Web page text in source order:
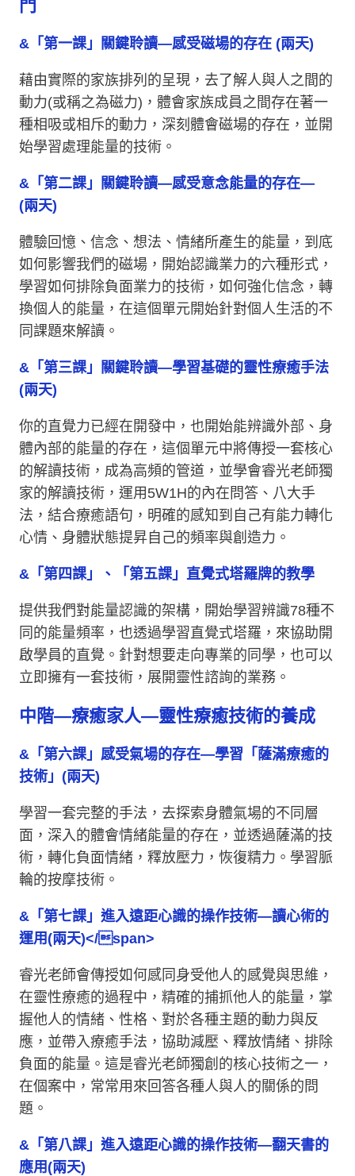
門
&「第一課」關鍵聆讀—感受磁場的存在 (兩天)
藉由實際的家族排列的呈現，去了解人與人之間的
動力(或稱之為磁力)，體會家族成員之間存在著一
種相吸或相斥的動力，深刻體會磁場的存在，並開
始學習處理能量的技術。
&「第二課」關鍵聆讀—感受意念能量的存在—
(兩天)
體驗回憶、信念、想法、情緒所產生的能量，到底
如何影響我們的磁場，開始認識業力的六種形式，
學習如何排除負面業力的技術，如何強化信念，轉
換個人的能量，在這個單元開始針對個人生活的不
同課題來解讀。
&「第三課」關鍵聆讀—學習基礎的靈性療癒手法
(兩天)
你的直覺力已經在開發中，也開始能辨識外部、身
體內部的能量的存在，這個單元中將傳授一套核心
的解讀技術，成為高頻的管道，並學會睿光老師獨
家的解讀技術，運用5W1H的內在問答、八大手
法，結合療癒語句，明確的感知到自己有能力轉化
心情、身體狀態提昇自己的頻率與創造力。
&「第四課」、「第五課」直覺式塔羅牌的教學
提供我們對能量認識的架構，開始學習辨識78種不
同的能量頻率，也透過學習直覺式塔羅，來協助開
啟學員的直覺。針對想要走向專業的同學，也可以
立即擁有一套技術，展開靈性諮詢的業務。
中階—療癒家人—靈性療癒技術的養成
&「第六課」感受氣場的存在—學習「薩滿療癒的
技術」(兩天)
學習一套完整的手法，去探索身體氣場的不同層
面，深入的體會情緒能量的存在，並透過薩滿的技
術，轉化負面情緒，釋放壓力，恢復精力。學習脈
輪的按摩技術。
&「第七課」進入遠距心識的操作技術—讀心術的
運用(兩天)</span>
睿光老師會傳授如何感同身受他人的感覺與思維，
在靈性療癒的過程中，精確的捕抓他人的能量，掌
握他人的情緒、性格、對於各種主題的動力與反
應，並帶入療癒手法，協助減壓、釋放情緒、排除
負面的能量。這是睿光老師獨創的核心技術之一，
在個案中，常常用來回答各種人與人的關係的問
題。
&「第八課」進入遠距心識的操作技術—翻天書的
應用(兩天)